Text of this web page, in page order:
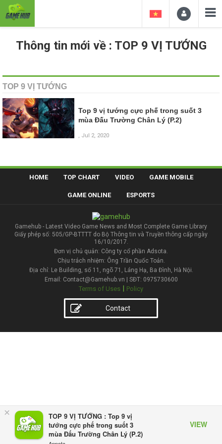
×
TOP 9 VỊ TƯỚNG : Top 9 vị
tướng cực phế trong suốt 3
mùa Đấu Trường Chân Lý (P.2)
VIEW
Thông tin mới về : TOP 9 VỊ TƯỚNG
TOP 9 VỊ TƯỚNG
Top 9 vị tướng cực phế trong suốt 3
mùa Đấu Trường Chân Lý (P.2)
, Jul 2, 2020
HOME TOP CHART VIDEO GAME MOBILE
GAME ONLINE ESPORTS
Gamehub - Latest Video Game News and Most Complete Game Library
Giấy phép số: 505/GP-BTTTT do Bộ Thông tin và Truyền thông cấp ngày
16/10/2017.
Đơn vị chủ quản: Công ty cổ phần Adsota.
Chịu trách nhiệm: Ông Trần Quốc Toản.
Địa chỉ: Le Building, số 11, ngõ 71, Láng Hạ, Ba Đình, Hà Nội.
Email: Contact@Gamehub.vn | SĐT: 0975730600
Terms of Uses | Policy
Contact